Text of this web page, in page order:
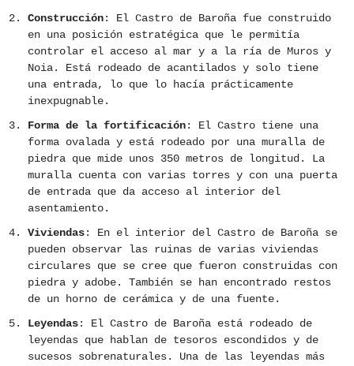
Construcción: El Castro de Baroña fue construido
en una posición estratégica que le permitía
controlar el acceso al mar y a la ría de Muros y
Noia. Está rodeado de acantilados y solo tiene
una entrada, lo que lo hacía prácticamente
inexpugnable.
Forma de la fortificación: El Castro tiene una
forma ovalada y está rodeado por una muralla de
piedra que mide unos 350 metros de longitud. La
muralla cuenta con varias torres y con una puerta
de entrada que da acceso al interior del
asentamiento.
Viviendas: En el interior del Castro de Baroña se
pueden observar las ruinas de varias viviendas
circulares que se cree que fueron construidas con
piedra y adobe. También se han encontrado restos
de un horno de cerámica y de una fuente.
Leyendas: El Castro de Baroña está rodeado de
leyendas que hablan de tesoros escondidos y de
sucesos sobrenaturales. Una de las leyendas más